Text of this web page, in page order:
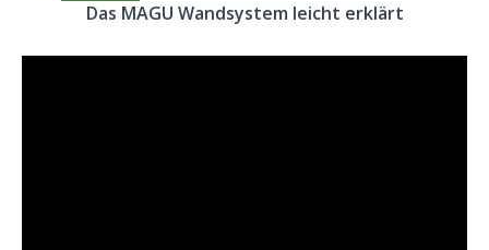
Das MAGU Wandsystem leicht erklärt